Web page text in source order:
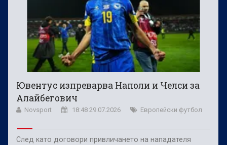
Ювентус изпреварва Наполи и Челси за
Алайбегович
Novsport 18:48 29.07.2026 Европейски футбол
След като договори привличането на нападателя